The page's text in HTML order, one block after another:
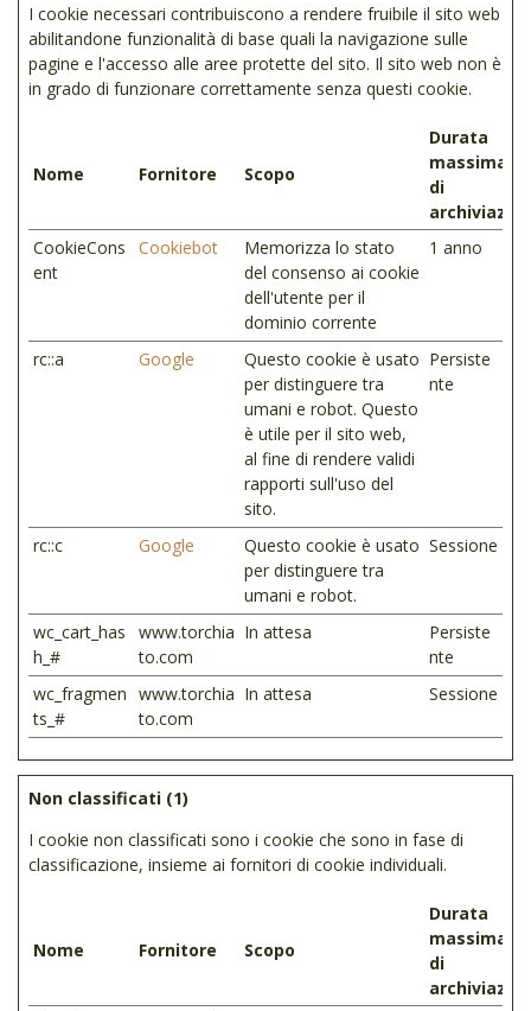
I cookie necessari contribuiscono a rendere fruibile il sito web
abilitandone funzionalità di base quali la navigazione sulle
pagine e l'accesso alle aree protette del sito. Il sito web non è
in grado di funzionare correttamente senza questi cookie.
Nome Fornitore Scopo
Durata
massima
di
CookieCons
ent
Cookiebot
Memorizza lo stato
del consenso ai cookie
dell'utente per il
dominio corrente
1 anno
rc::a Google
Questo cookie è usato
per distinguere tra
umani e robot. Questo
è utile per il sito web,
al fine di rendere validi
rapporti sull'uso del
sito.
Persiste
nte
rc::c Google
Questo cookie è usato
per distinguere tra
umani e robot.
Sessione
wc_cart_has
h_#
www.torchia
to.com
In attesa
Persiste
nte
wc_fragmen
ts_#
www.torchia
to.com
In attesa Sessione
Non classificati (1)
I cookie non classificati sono i cookie che sono in fase di
classificazione, insieme ai fornitori di cookie individuali.
Nome Fornitore Scopo
Durata
massima
di